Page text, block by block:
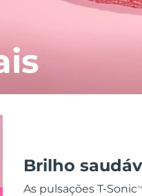
Brilho
As pulsações T-SonicTM